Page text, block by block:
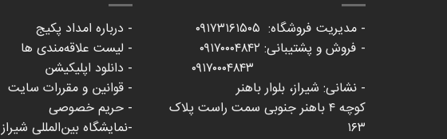
- مدیریت فروشگاه: ۰۹۱۷۳۱۶۱۵۰۵
- فروش و پشتیبانی: ۰۹۱۷۰۰۰۴۸۴۲
- نشانی: شیراز، بلوار باهنر
کوچه ۴ باهنر جنوبی سمت راست پلاک
۱۶۳
- درباره امداد پکیج
- لیست علاقه‌مندی ها
- دانلود اپلیکیشن
- قوانین و مقررات سایت
- حریم خصوصی
-نمایشگاه بین‌المللی شیراز 1401